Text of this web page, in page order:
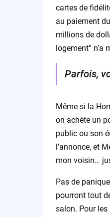
cartes de
au paiement
millions de
logement”
Parfois,
Même si la
on achète un
public ou son
l’annonce, et
mon voisin…
Pas de
pourront tout
salon. Pour les